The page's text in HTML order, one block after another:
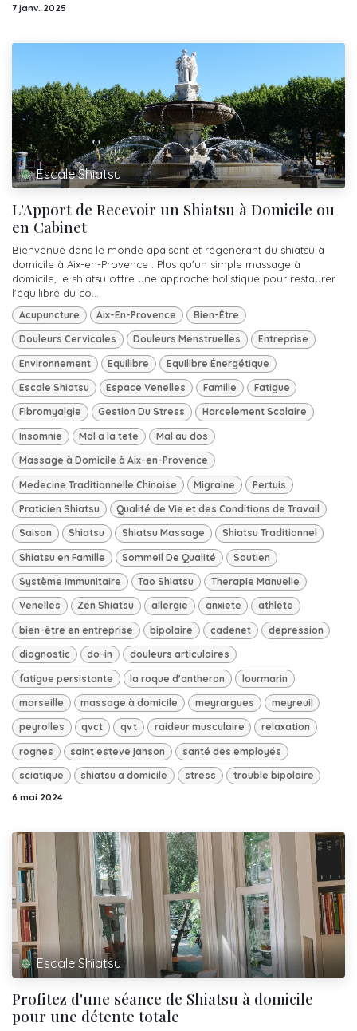
7 janv. 2025
Escale Shiatsu
L'Apport de Recevoir un Shiatsu à Domicile ou
en Cabinet
Bienvenue dans le monde apaisant et régénérant du shiatsu à
domicile à Aix-en-Provence . Plus qu'un simple massage à
domicile, le shiatsu offre une approche holistique pour restaurer
l'équilibre du co...
Acupuncture Aix-En-Provence Bien-Être
Douleurs Cervicales Douleurs Menstruelles Entreprise
Environnement Equilibre Equilibre Énergétique
Escale Shiatsu Espace Venelles Famille Fatigue
Fibromyalgie Gestion Du Stress Harcelement Scolaire
Insomnie Mal a la tete Mal au dos
Massage à Domicile à Aix-en-Provence
Medecine Traditionnelle Chinoise Migraine Pertuis
Praticien Shiatsu Qualité de Vie et des Conditions de Travail
Saison Shiatsu Shiatsu Massage Shiatsu Traditionnel
Shiatsu en Famille Sommeil De Qualité Soutien
Système Immunitaire Tao Shiatsu Therapie Manuelle
Venelles Zen Shiatsu allergie anxiete athlete
bien-être en entreprise bipolaire cadenet depression
diagnostic do-in douleurs articulaires
fatigue persistante la roque d'antheron lourmarin
marseille massage à domicile meyrargues meyreuil
peyrolles qvct qvt raideur musculaire relaxation
rognes saint esteve janson santé des employés
sciatique shiatsu a domicile stress trouble bipolaire
6 mai 2024
Escale Shiatsu
Profitez d'une séance de Shiatsu à domicile
pour une détente totale